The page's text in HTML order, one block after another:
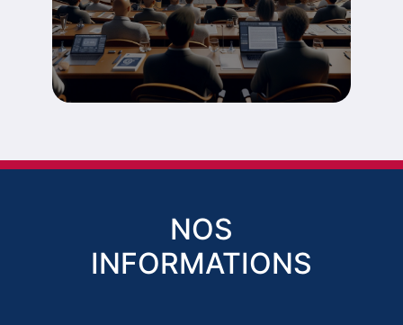
Découvrir
NOS
INFORMATIONS